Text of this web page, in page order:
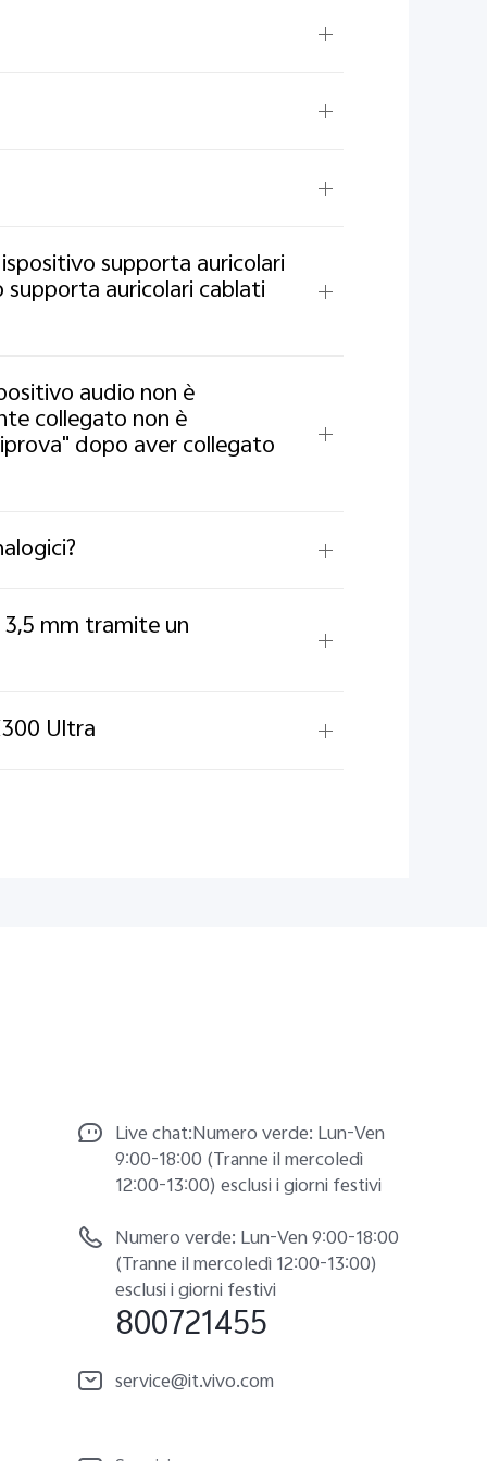
supporta auricolari
auricolari cablati
audio non è
collegato non è
dopo aver collegato
mm tramite un
Ultra
Live chat:Numero verde: Lun-Ven
9:00-18:00 (Tranne il mercoledì
12:00-13:00) esclusi i giorni festivi
Numero verde: Lun-Ven 9:00-18:00
(Tranne il mercoledì 12:00-13:00)
esclusi i giorni festivi
800721455
service@it.vivo.com